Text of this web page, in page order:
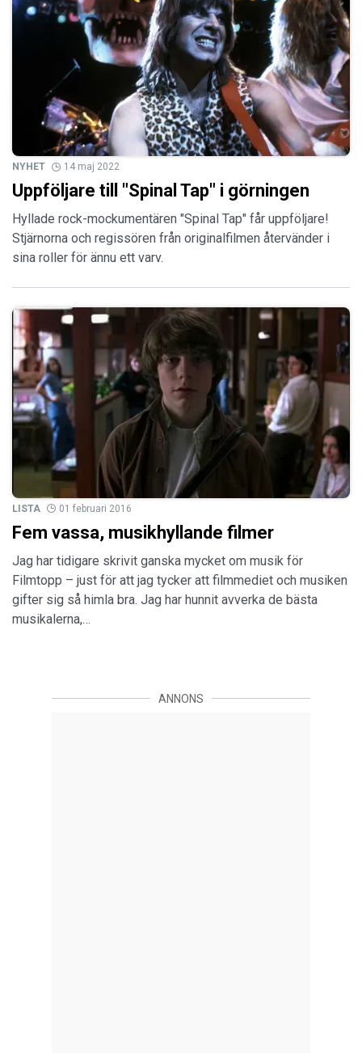
NYHET 14 maj 2022
Uppföljare till "Spinal Tap" i görningen
Hyllade rock-mockumentären "Spinal Tap" får uppföljare!
Stjärnorna och regissören från originalfilmen återvänder i
sina roller för ännu ett varv.
LISTA 01 februari 2016
Fem vassa, musikhyllande filmer
Jag har tidigare skrivit ganska mycket om musik för
Filmtopp – just för att jag tycker att filmmediet och musiken
gifter sig så himla bra. Jag har hunnit avverka de bästa
musikalerna,…
ANNONS